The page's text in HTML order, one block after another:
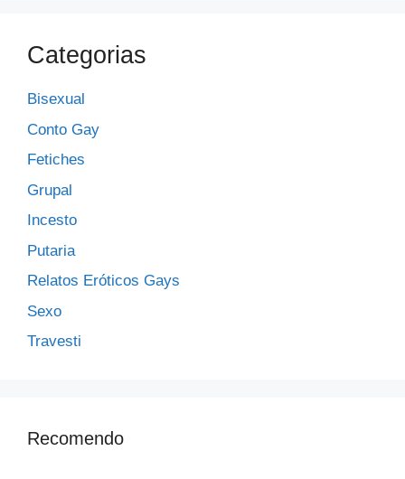
Categorias
Bisexual
Conto Gay
Fetiches
Grupal
Incesto
Putaria
Relatos Eróticos Gays
Sexo
Travesti
Recomendo